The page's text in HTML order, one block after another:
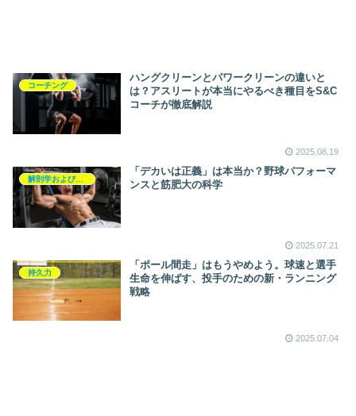
コーチング
ハングクリーンとパワークリーンの違いと
は？アスリートが本当にやるべき種目をS&C
コーチが徹底解説
2025.08.19
解剖学および生理学
「デカいは正義」は本当か？野球パフォーマ
ンスと筋肥大の科学
2025.07.21
持久力
「ポール間走」はもうやめよう。球速と選手
生命を伸ばす、投手のための新・ランニング
戦略
2025.07.04